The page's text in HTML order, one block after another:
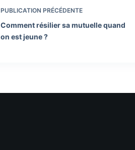
PUBLICATION PRÉCÉDENTE
Comment résilier sa mutuelle quand
on est jeune ?